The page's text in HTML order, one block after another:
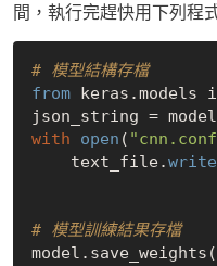
間，執行完趕快用下列程
# 模型結構存檔
from keras.models
with
open (
    text_file.
write
# 模型訓練結果存檔
model.save_weights(